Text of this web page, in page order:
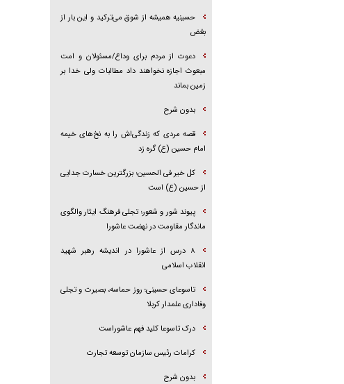
حسینیه همیشه از شوق می‌ترکید و این بار از
بغض
دعوت از مردم برای وداع/مسئولان و امت
مبعوث اجازه نخواهند داد مطالبات ولی خدا بر
زمین بماند
بدون شرح
قصه مردی که زندگی‌اش را به نخ‌های خیمه
امام حسین (ع) گره زد
کل خیر فی الحسین؛ بزرگترین خسارت جدایی
از حسین (ع) است
پیوند شور و شعور؛ تجلی فرهنگ ایثار والگوی
ماندگار مقاومت در نهضت عاشورا
۸ درس از عاشورا در اندیشه رهبر شهید
انقلاب اسلامی
تاسوعای حسینی؛ روز حماسه، بصیرت و تجلی
وفاداری علمدار کربلا
درک تاسوعا کلید فهم عاشوراست
کرامات رئیس سازمان توسعه تجارت
بدون شرح